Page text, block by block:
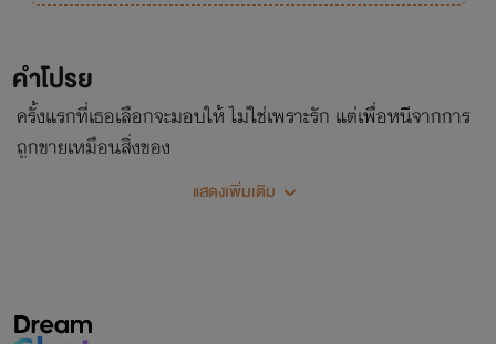
คำโปรย
ครั้งแรกที่เธอเลือกจะมอบให้ ไม่ใช่เพราะรัก แต่เพื่อหนีจากการ
ถูกขายเหมือนสิ่งของ
แสดงเพิ่มเติม